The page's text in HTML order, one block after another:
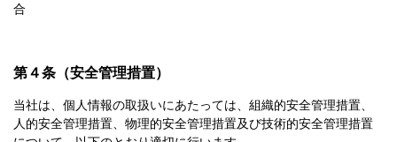
合
第４条（安全管理措置）
当社は、個人情報の取扱いにあたっては、組織的安全管理措置、
人的安全管理措置、物理的安全管理措置及び技術的安全管理措置